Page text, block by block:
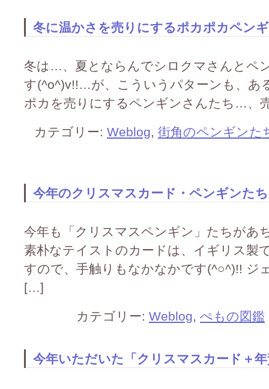
冬に温かさを売りにするポカポカペン
冬は…、夏とならんでシロクマさんとペ
す(^o^)v!!…が、こういうパターンも、あ
ポカを売りにするペンギンさんたち…、
カテゴリー: Weblog, 街角のペンギンた
今年のクリスマスカード・ペンギンた
今年も「クリスマスペンギン」たちがあ
素朴なテイストのカードは、イギリス製
すので、手触りもなかなかです(^○^)!! ジ
[…]
カテゴリー: Weblog, ぺもの図鑑
今年いただいた「クリスマスカード＋